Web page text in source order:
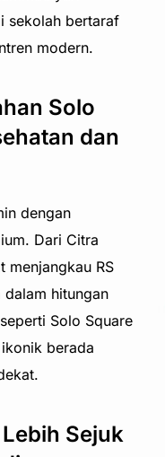
sekolah bertaraf
modern.
Solo
dan
dengan
Dari Citra
menjangkau RS
dalam hitungan
Solo Square
berada
Sejuk